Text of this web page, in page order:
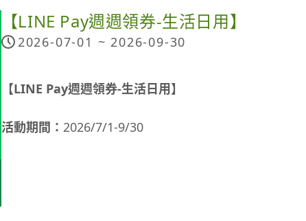
【紙包奶油蒜香扁鱈】食材(2人份)
元家大比目魚(扁鱈)切片 - 190g/包
烘焙紙(或錫箔紙) - 一大張
橄欖油 - 適量
奶油 - 適量
綁定 icash Pay單筆消費滿199元(含)加碼4% (上限150
內通路
活動詳情 →https://stcz.tw/9959ar
海外消費最高11%，實體加碼不限國家超優惠
國外實體消費1%無上限
【LINE Pay週週領券-生活日用】
2026-07-01 ~ 2026-09-30
【LINE Pay週週領券-生活日用】
活動期間： 2026/7/1-9/30
領券：至門市掃描活動跳卡QR Code領取40元優惠券
生活日用」領券。